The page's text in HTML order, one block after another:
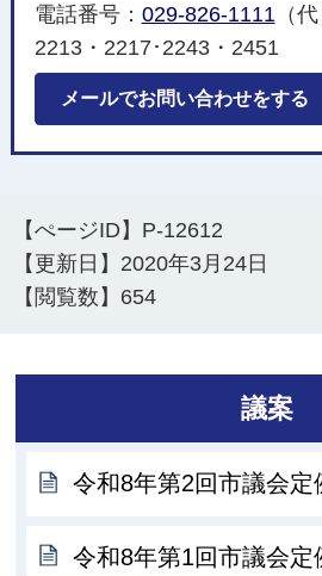
電話番号： 029-826-1111 （
2213・2217･2243・2451
メールでお問い合わせをする
【ぺージID】 P-12612
【更新日】 2020年3月24日
【閲覧数】 654
議案
令和8年第2回市議会定
令和8年第1回市議会定